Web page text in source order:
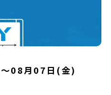
合わせる可能性があります。そ
ご連絡いたします。又、最少催
日3週間前までに催行中止の旨を
くあるご質問その他、よくある
ださい。運営団体について＜プ
教育魅力化プラットフォーム＞
な地域・社会をつくる」という
県に設立した教育事業団体で
で、ぜひご自宅からリラックス
前に必ずご確認ください・参加
し込みいただく前に、「お申し
てお申込みいただいた方の中か
目途に、お申し込み時に記入い
／落選メール」をお送りいたし
た「当選確認フォーム」に３日
ブ動画を視聴する]YouTube：
ログラム説明会〜「出水市・出
りしたい方へ〜全体説明を聞い
をするの？」「どんな町な
会です。出水市ならではの豊か
身をたっぷりとお伝えします。
内 容： 出水市ってどんなとこ
平舘（たいらだて）高校」と
してくれる高校生は「平舘（た
高校の特徴は「地域と一体にな
くチカラを大切にしている」こ
し取り組むユニークな高校で
、実践的な探究やフィールドワ
は、そんなエネルギッシュに活
せんか？「地元以外の地域の暮
たい！」「大自然と生き物が好
将来の可能性をもっとひらきた
すすめ！「おためし地域留学体
し、地域の枠を超えて学校生活
験できるプログラムです。はじ
スタッフがしっかりとサポート
北海道 標津町（しべつちょ
08月07日(金)